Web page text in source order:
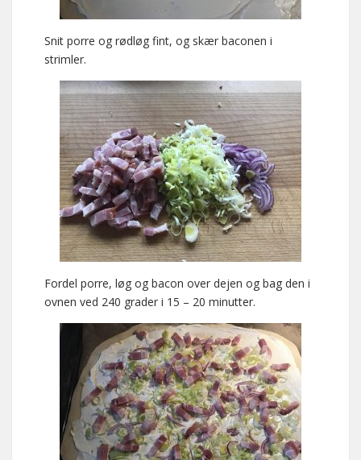
Snit porre og rødløg fint, og skær baconen i
strimler.
Fordel porre, løg og bacon over dejen og bag den i
ovnen ved 240 grader i 15 – 20 minutter.